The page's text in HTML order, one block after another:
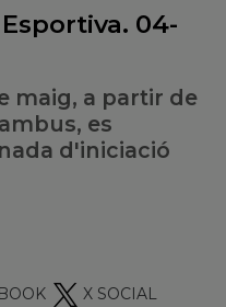
04-
maig, a partir de
es
d'iniciació
X SOCIAL